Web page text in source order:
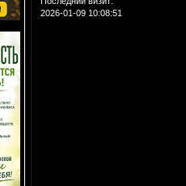
2026-01-09 10:08:51